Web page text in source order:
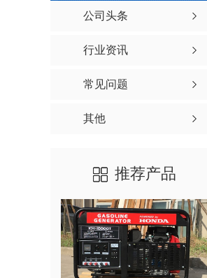
公司头条
行业资讯
常见问题
其他
推荐产品